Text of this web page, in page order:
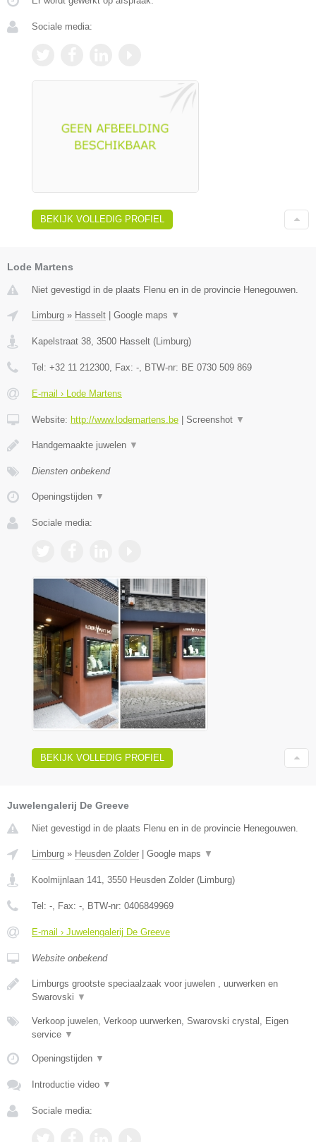
Sociale media:
BEKIJK VOLLEDIG PROFIEL
Lode Martens
Niet gevestigd in de plaats Flenu en in de provincie Henegouwen.
Limburg » Hasselt Google maps ▼
Kapelstraat 38 3500 Hasselt ( Limburg)
Tel: +32 11 212300 , Fax: - , BTW-nr: BE 0730 509 869
E-mail › Lode Martens
Website: http://www.lodemartens.be Screenshot ▼
Handgemaakte juwelen ▼
Diensten onbekend
Openingstijden ▼
Sociale media:
BEKIJK VOLLEDIG PROFIEL
Juwelengalerij De Greeve
Niet gevestigd in de plaats Flenu en in de provincie Henegouwen.
Limburg » Heusden Zolder Google maps ▼
Koolmijnlaan 141, 3550 Heusden Zolder (Limburg)
Tel: -, Fax: -, BTW-nr: 0406849969
E-mail › Juwelengalerij De Greeve
Website onbekend
Limburgs grootste speciaalzaak voor juwelen , uurwerken en
Swarovski ▼
Verkoop juwelen, Verkoop uurwerken, Swarovski crystal, Eigen
service ▼
Openingstijden ▼
Introductie video ▼
Sociale media: